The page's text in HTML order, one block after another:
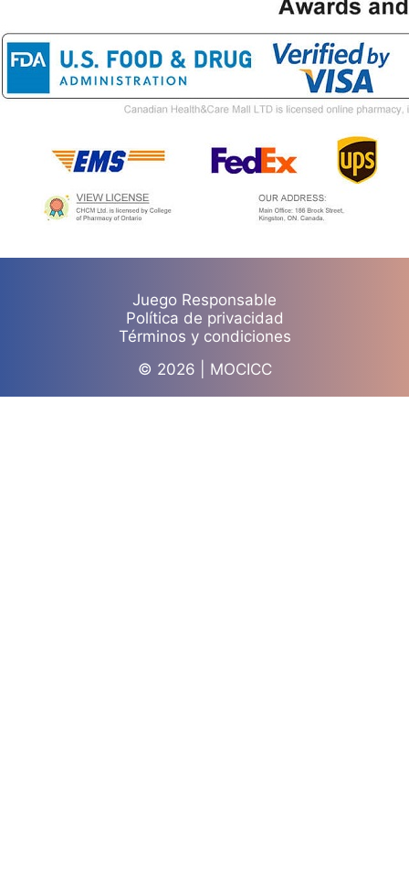
Juego Responsable
Política de privacidad
Términos y condiciones
© 2026 | MOCICC